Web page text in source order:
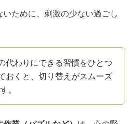
いために、刺激の少ない過ごし
代わりにできる習慣をひとつ
おくと、切り替えがスムーズ
。